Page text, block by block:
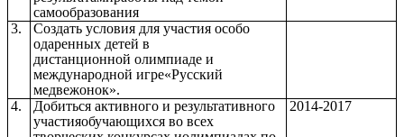
самообразования
3.
Создать условия для участия особо
одаренных детей в
дистанционной олимпиаде и
международной игре«Русский
медвежонок».
4.
Добиться активного и результативного
участияобучающихся во всех
2014-2017